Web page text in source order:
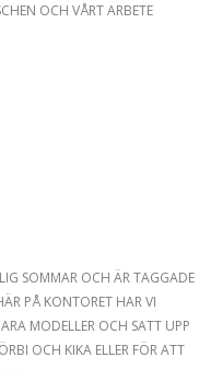
OCH VÅRT ARBETE
SOMMAR OCH ÄR TAGGADE
PÅ KONTORET HAR VI
MODELLER OCH SATT UPP
OCH KIKA ELLER FÖR ATT